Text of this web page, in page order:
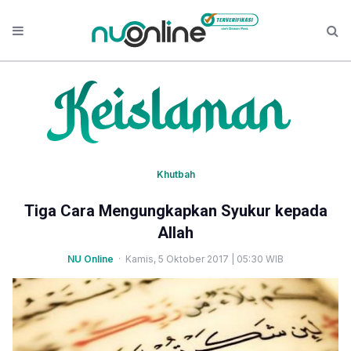
Khutbah
Tiga Cara Mengungkapkan Syukur kepada
Allah
NU Online · Kamis, 5 Oktober 2017 | 05:30 WIB